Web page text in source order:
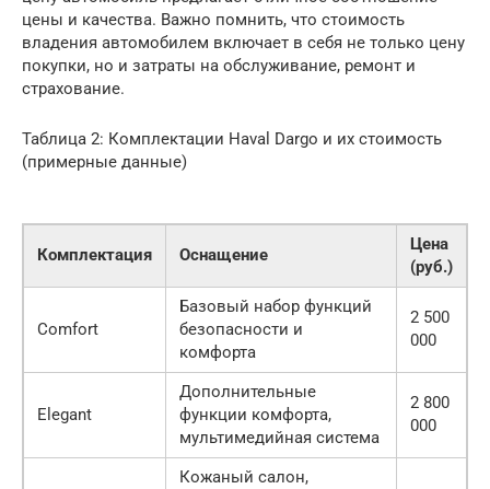
цены и качества. Важно помнить, что стоимость
владения автомобилем включает в себя не только цену
покупки, но и затраты на обслуживание, ремонт и
страхование.
Таблица 2: Комплектации Haval Dargo и их стоимость
(примерные данные)
Комплектация Оснащение
Цена
(руб.)
Comfort
Базовый набор функций
безопасности и
комфорта
2 500
000
Elegant
Дополнительные
функции комфорта,
мультимедийная система
2 800
000
Кожаный салон,